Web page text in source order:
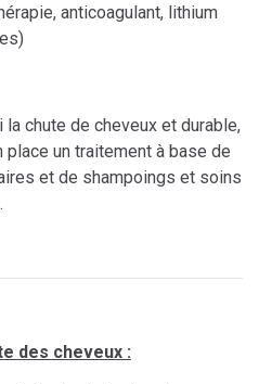
anticoagulant, lithium
la chute de cheveux et durable,
un traitement à base de
et de shampoings et soins
des cheveux :